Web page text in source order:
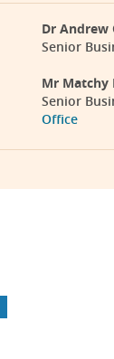
Dr Andrew
Senior
Mr Matchy
Senior
Office